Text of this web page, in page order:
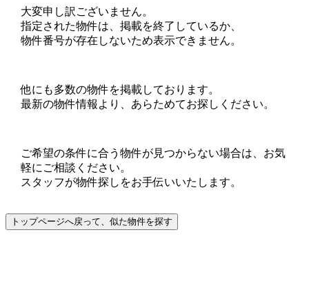
大変申し訳ございません。
指定された物件は、掲載を終了しているか、
物件番号が存在しないため表示できません。
他にも多数の物件を掲載しております。
最新の物件情報より、あらためてお探しください。
ご希望の条件に合う物件が見つからない場合は、お気
軽にご相談ください。
スタッフが物件探しをお手伝いいたします。